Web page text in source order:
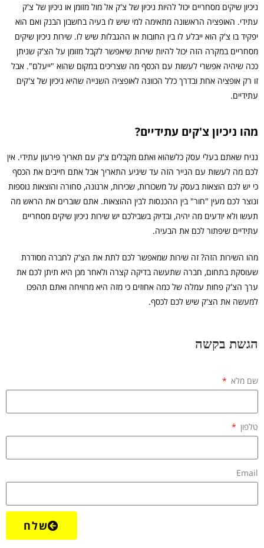
ניכיון שיקים מסחריים יכול להיות ניכיון של צ'ק אל מול מזומן או ניכיון של צ'ק
עתידי. האופציה הראשונה מתאימה למי שיש לו בעיה בחשבון הבנק ואם הוא
יפקיד בו צ'ק הוא ייבלע לו בין החובות או ההגבלות שיש לו. שירות ניכיון שיקים
מסחריים במקרה הזה יכול להיות שירות שיאפשר לקבל מזומן על הצ'ק שניתן
ככה שיהיה אפשרי לעשות עם הכסף מה שצריכים במקום שהוא "ייעלם". אבל
זו רק אופציה אחת ובדרך כלל הכוונה לאופציה השנייה שהיא ניכיון של צ'קים
עתידיים.
מהו ניכיון צ'קים עתידיים?
נניח שאתם בעלי עסק כלשהוא ואתם מקבלים צ'ק עם תאריך פירעון עתידי. אין
לכם מה לעשות עם הנייר הזה עד שיגיע התאריך אבל אתם חייבים את הכסף
כי יש לכם הוצאות בעסק על משכורות, שכירות, ארנונה, סחורה והוצאות נוספות
ונוצר לכם מעין "חור" בין ההכנסות לבין ההוצאות. אתם שוברים את הראש מה
תעשו ולא יודעים מה יהיה, ובדיוק בשבילכם יש שירות ניכיון שיקים מסחריים
עתידיים שיפתור לכם את הבעיה.
מהו השירות הזה? זה שירות שמאפשר לכם לתת את הצ'ק לחברה מסודרת
שעוסקת בתחום, חברה שתעשה בדיקה קצרה ולאחר מכן היא תיתן לכם את
ערך הצ'ק פחות עמלה של כמה אחוזים כי מזה היא מרוויחה ואתם תהפכו
למעשה את הצ'ק שיש לכם לכסף.
הגשת בקשה
שם מלא
טלפון
Email
שלח